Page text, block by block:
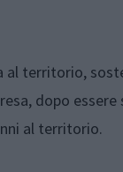
al territorio,
dopo essere
al territorio.